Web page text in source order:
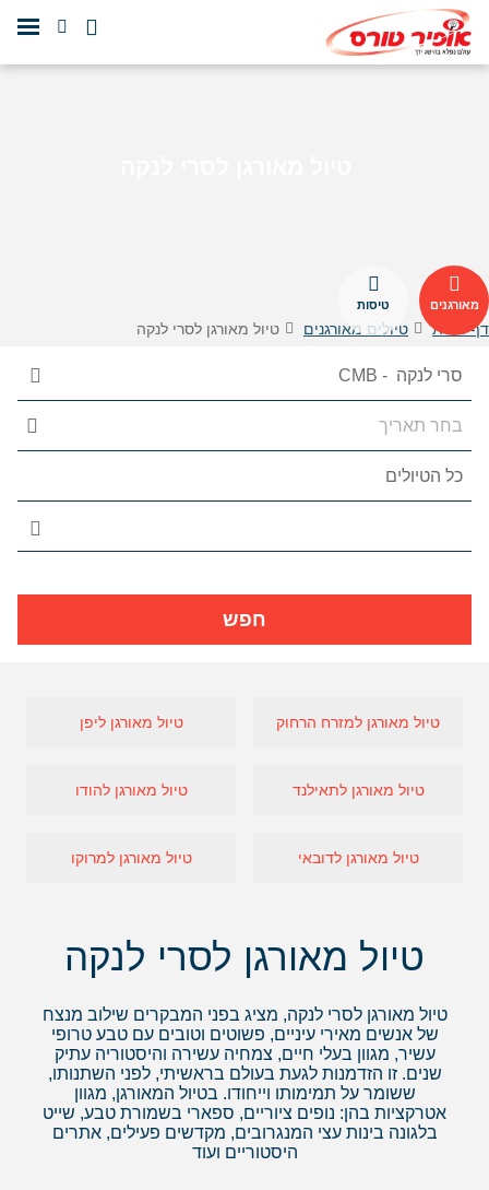
דף הבית טיולים מאורגנים טיול מאורגן לסרי לנקה
מאורגנים טיסות
חפש
טיול מאורגן למזרח הרחוק טיול מאורגן ליפן
טיול מאורגן לתאילנד טיול מאורגן להודו
טיול מאורגן לדובאי טיול מאורגן למרוקו
טיול מאורגן לסרי לנקה
טיול מאורגן לסרי לנקה, מציג בפני המבקרים שילוב מנצח
של אנשים מאירי עיניים, פשוטים וטובים עם טבע טרופי
עשיר, מגוון בעלי חיים, צמחיה עשירה והיסטוריה עתיק
שנים. זו הזדמנות לגעת בעולם בראשיתי, לפני השתנותו,
ששומר על תמימותו וייחודו. בטיול המאורגן, מגוון
אטרקציות בהן: נופים ציוריים, ספארי בשמורת טבע, שייט
בלגונה בינות עצי המנגרובים, מקדשים פעילים, אתרים
היסטוריים ועוד